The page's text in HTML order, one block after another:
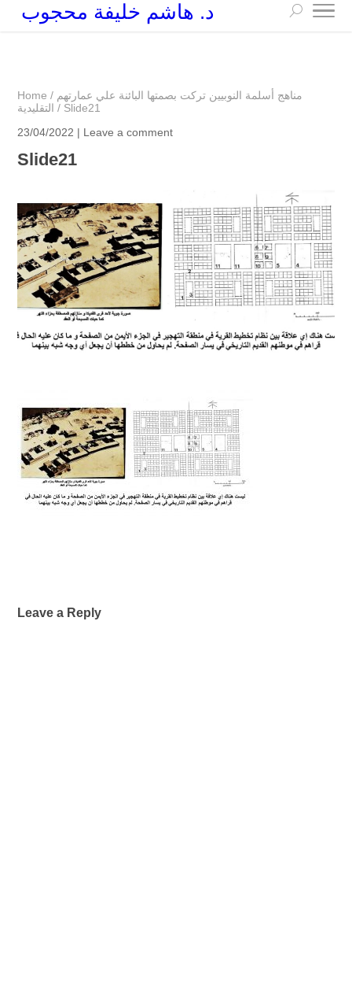
د. هاشم خليفة محجوب
Home / مناهج أسلمة النوبيين تركت بصمتها البائنة علي عمارتهم
التقليدية / Slide21
23/04/2022 | Leave a comment
Slide21
Leave a Reply